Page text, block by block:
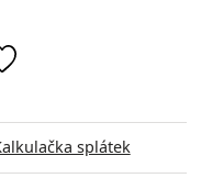
splátek